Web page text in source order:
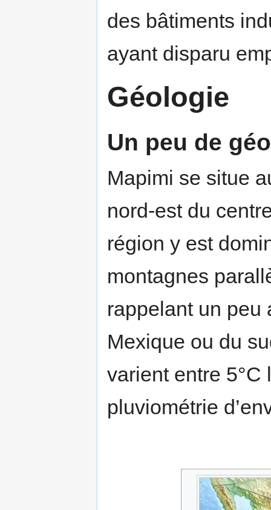
des bâtiments
ayant disparu
Géologie
Un peu de
Mapimi se situe
nord-est du
région y est
montagnes
rappelant un peu
Mexique ou du
varient entre 5°C
pluviométrie